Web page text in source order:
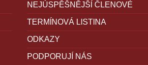
NEJÚSPĚŠNĚJŠÍ ČLENOVÉ
TERMÍNOVÁ LISTINA
ODKAZY
PODPORUJÍ NÁS